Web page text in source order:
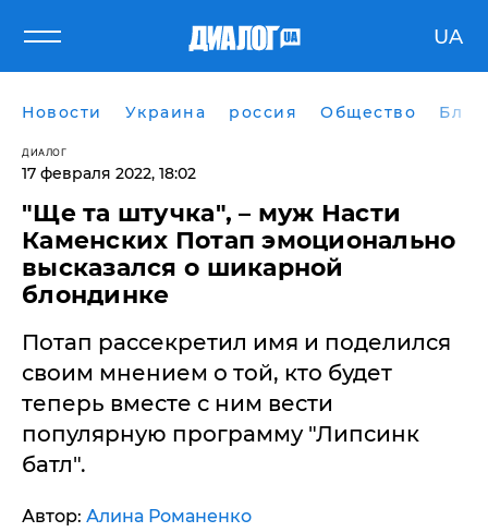
UA
Новости Украина россия Общество
ДИАЛОГ
17 февраля 2022, 18:02
"Ще та штучка", – муж Насти
Каменских Потап эмоционально
высказался о шикарной
блондинке
Потап рассекретил имя и поделился
своим мнением о той, кто будет
теперь вместе с ним вести
популярную программу "Липсинк
батл".
Автор: Алина Романенко